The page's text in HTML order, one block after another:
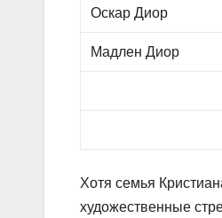
Оскар Диор
Мадлен Диор
Хотя семья
художественные